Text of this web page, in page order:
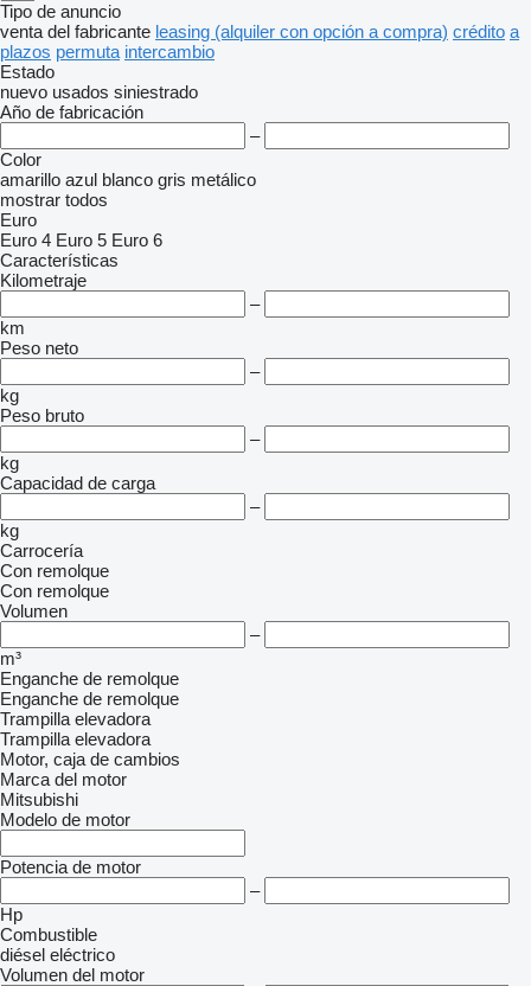
Tipo de anuncio
venta del fabricante leasing (alquiler con opción a compra) crédito a
plazos permuta intercambio
Estado
nuevo usados siniestrado
Año de fabricación
–
Color
amarillo azul blanco gris metálico
mostrar todos
Euro
Euro 4 Euro 5 Euro 6
Características
Kilometraje
–
km
Peso neto
–
kg
Peso bruto
–
kg
Capacidad de carga
–
kg
Carrocería
Con remolque
Con remolque
Volumen
–
m³
Enganche de remolque
Enganche de remolque
Trampilla elevadora
Trampilla elevadora
Motor, caja de cambios
Marca del motor
Mitsubishi
Modelo de motor
Potencia de motor
–
Hp
Combustible
diésel eléctrico
Volumen del motor